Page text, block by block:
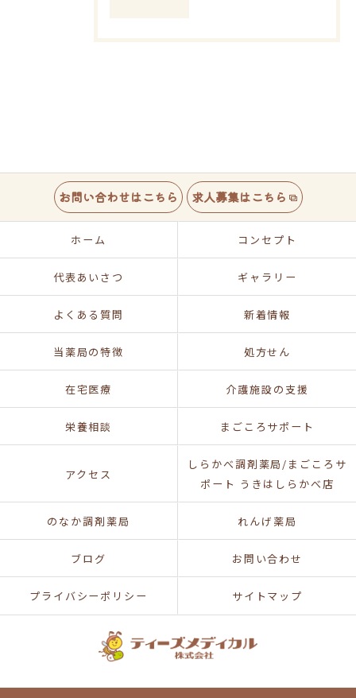
お問い合わせはこちら 求人募集はこちら
ホーム コンセプト
代表あいさつ ギャラリー
よくある質問 新着情報
当薬局の特徴 処方せん
在宅医療 介護施設の支援
栄養相談 まごころサポート
アクセス
しらかべ調剤薬局/まごころサ
ポート うきはしらかべ店
のなか調剤薬局 れんげ薬局
ブログ お問い合わせ
プライバシーポリシー サイトマップ